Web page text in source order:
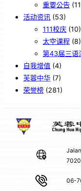
重要公告
活动资讯 (53)
111校庆 (10)
太空课程 (8)
第43届三语
自我增值 (4)
芙蓉中华 (7)
荣誉榜 (281)
06-